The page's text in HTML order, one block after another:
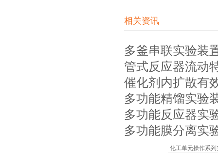
相关资讯
多釜串联实验装
管式反应器流动
催化剂内扩散有
多功能精馏实验
多功能反应器实
多功能膜分离实
化工单元操作系列